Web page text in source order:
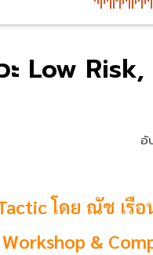
Low
อั
โดย ณัช เรื
&